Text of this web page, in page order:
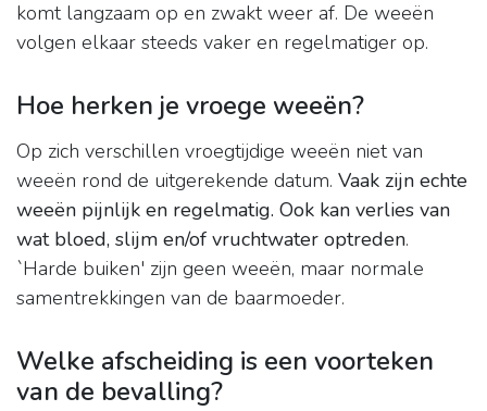
komt langzaam op en zwakt weer af. De weeën
volgen elkaar steeds vaker en regelmatiger op.
Hoe herken je vroege weeën?
Op zich verschillen vroegtijdige weeën niet van
weeën rond de uitgerekende datum. Vaak zijn echte
weeën pijnlijk en regelmatig. Ook kan verlies van
wat bloed, slijm en/of vruchtwater optreden.
`Harde buiken' zijn geen weeën, maar normale
samentrekkingen van de baarmoeder.
Welke afscheiding is een voorteken
van de bevalling?